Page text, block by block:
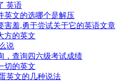
英语
英文的选哪个是解压
害羞,勇于尝试关于它的英语文章
方的英文
说
，查询四六级考试成绩
切的英文
英文的几种说法